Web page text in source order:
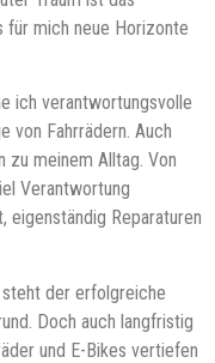
für mich neue Horizonte
ich verantwortungsvolle
von Fahrrädern. Auch
zu meinem Alltag. Von
Verantwortung
eigenständig Reparaturen
der erfolgreiche
Doch auch langfristig
und E-Bikes vertiefen